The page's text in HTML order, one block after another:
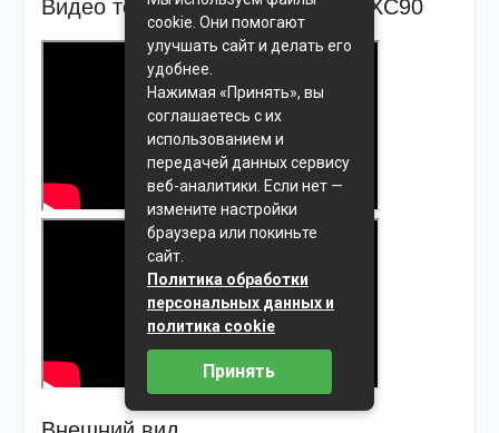
Видео тест-драйв нового Volvo XC90
cookie. Они помогают
улучшать сайт и делать его
удобнее.
Нажимая «Принять», вы
соглашаетесь с их
использованием и
передачей данных сервису
веб-аналитики. Если нет —
измените настройки
браузера или покиньте
сайт.
Политика обработки
персональных данных и
политика cookie
Принять